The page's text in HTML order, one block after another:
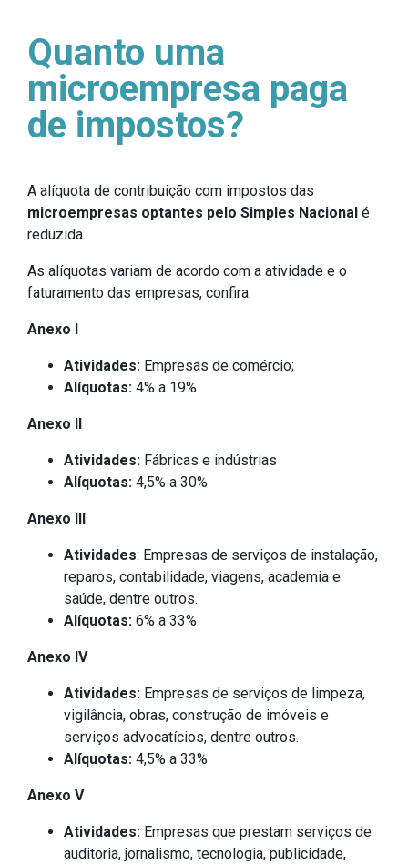
Quanto uma
microempresa paga
de impostos?
A alíquota de contribuição com impostos das
microempresas optantes pelo Simples Nacional é
reduzida.
As alíquotas variam de acordo com a atividade e o
faturamento das empresas, confira:
Anexo I
Atividades: Empresas de comércio;
Alíquotas: 4% a 19%
Anexo II
Atividades: Fábricas e indústrias
Alíquotas: 4,5% a 30%
Anexo III
Atividades: Empresas de serviços de instalação,
reparos, contabilidade, viagens, academia e
saúde, dentre outros.
Alíquotas: 6% a 33%
Anexo IV
Atividades: Empresas de serviços de limpeza,
vigilância, obras, construção de imóveis e
serviços advocatícios, dentre outros.
Alíquotas: 4,5% a 33%
Anexo V
Atividades: Empresas que prestam serviços de
auditoria, jornalismo, tecnologia, publicidade,